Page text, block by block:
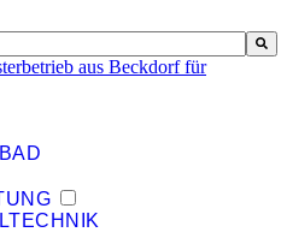
Vorschlagsfunktion.
Suchfeld leer ist.